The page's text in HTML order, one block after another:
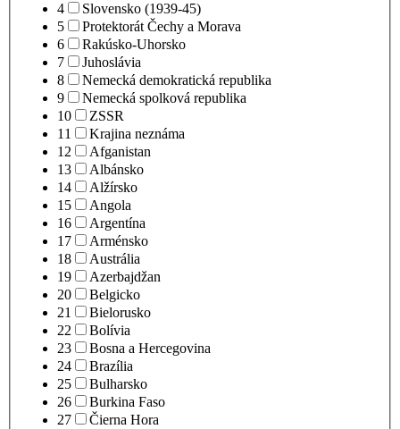
4
Slovensko (1939-45)
5
Protektorát Čechy a Morava
6
Rakúsko-Uhorsko
7
Juhoslávia
8
Nemecká demokratická republika
9
Nemecká spolková republika
10
ZSSR
11
Krajina neznáma
12
Afganistan
13
Albánsko
14
Alžírsko
15
Angola
16
Argentína
17
Arménsko
18
Austrália
19
Azerbajdžan
20
Belgicko
21
Bielorusko
22
Bolívia
23
Bosna a Hercegovina
24
Brazília
25
Bulharsko
26
Burkina Faso
27
Čierna Hora